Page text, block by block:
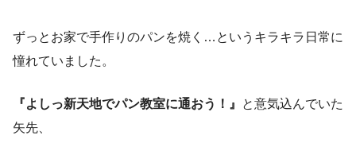
ずっとお家で手作りのパンを焼く…というキラキラ日常に
憧れていました。
『よしっ新天地でパン教室に通おう！』
と意気込んでいた
矢先、